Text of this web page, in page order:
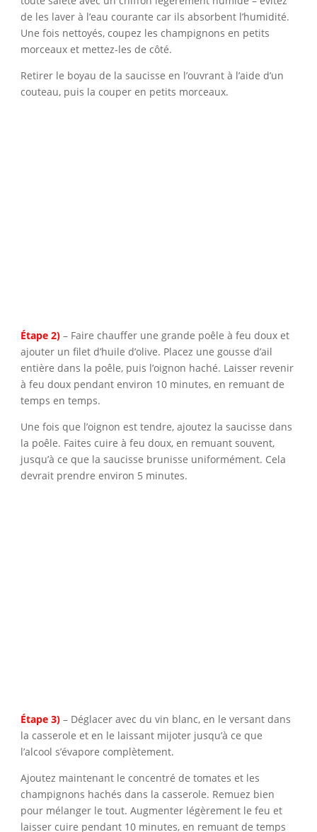
de les laver à l’eau courante car ils absorbent l’humidité.
Une fois nettoyés, coupez les champignons en petits
morceaux et mettez-les de côté.
Retirer le boyau de la saucisse en l’ouvrant à l’aide d’un
couteau, puis la couper en petits morceaux.
Étape 2) – Faire chauffer une grande poêle à feu doux et
ajouter un filet d’huile d’olive. Placez une gousse d’ail
entière dans la poêle, puis l’oignon haché. Laisser revenir
à feu doux pendant environ 10 minutes, en remuant de
temps en temps.
Une fois que l’oignon est tendre, ajoutez la saucisse dans
la poêle. Faites cuire à feu doux, en remuant souvent,
jusqu’à ce que la saucisse brunisse uniformément. Cela
devrait prendre environ 5 minutes.
Étape 3)– Déglacer avec du vin blanc, en le versant dans
la casserole et en le laissant mijoter jusqu’à ce que
l’alcool s’évapore complètement.
Ajoutez maintenant le concentré de tomates et les
champignons hachés dans la casserole. Remuez bien
pour mélanger le tout. Augmenter légèrement le feu et
laisser cuire pendant 10 minutes, en remuant de temps